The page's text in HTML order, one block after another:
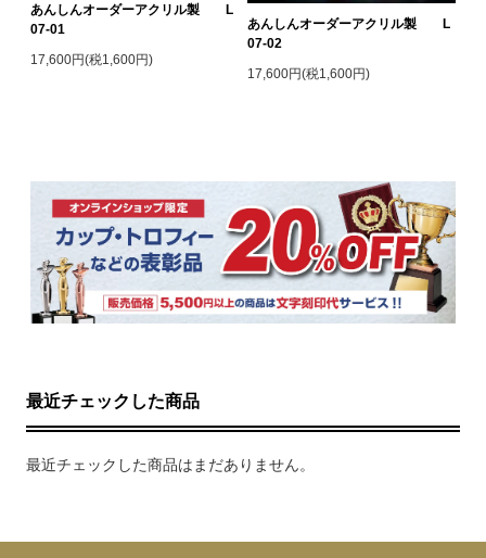
あんしんオーダーアクリル製 L
07-01
17,600円(税1,600円)
あんしんオーダーアクリル製 L
07-02
17,600円(税1,600円)
最近チェックした商品
最近チェックした商品はまだありません。